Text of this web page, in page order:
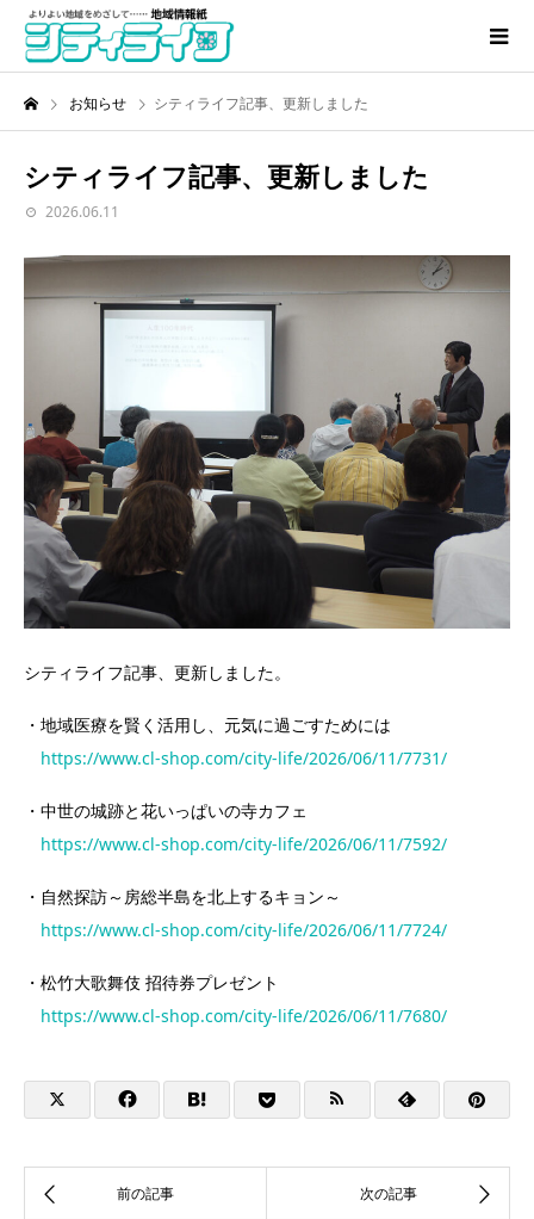
お知らせ シティライフ記事、更新しました
シティライフ記事、更新しました
2026.06.11
シティライフ記事、更新しました。
・地域医療を賢く活用し、元気に過ごすためには
https://www.cl-shop.com/city-life/2026/06/11/7731/
・中世の城跡と花いっぱいの寺カフェ
https://www.cl-shop.com/city-life/2026/06/11/7592/
・自然探訪～房総半島を北上するキョン～
https://www.cl-shop.com/city-life/2026/06/11/7724/
・松竹大歌舞伎 招待券プレゼント
https://www.cl-shop.com/city-life/2026/06/11/7680/